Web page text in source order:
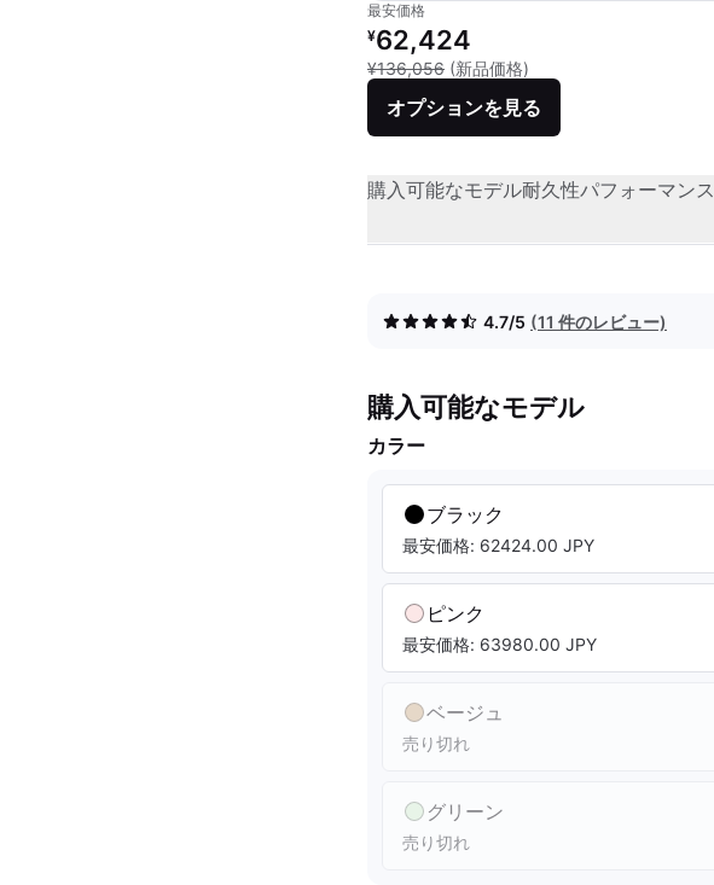
最安価格
リファービッシュ品の価格：
¥62,424
¥136,056 (新品価格)
オプションを見る
購入可能なモデル耐久性パフォーマンス
4.7/5 (11 件のレビュー)
購入可能なモデル
カラー
ブラック
最安価格: 62424.00 JPY
ピンク
最安価格: 63980.00 JPY
ベージュ
売り切れ
グリーン
売り切れ